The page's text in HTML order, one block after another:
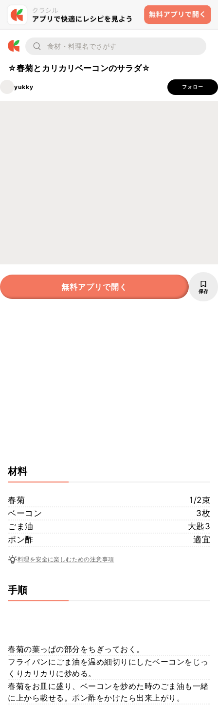
☆春菊とカリカリベーコンのサラダ☆
yukky フォロー
無料アプリで開く 保存
材料
春菊
1/2束
ベーコン
3枚
ごま油
大匙3
ポン酢
適宜
料理を安全に楽しむための注意事項
手順
春菊の葉っぱの部分をちぎっておく。
フライパンにごま油を温め細切りにしたベーコンをじっ
くりカリカリに炒める。
春菊をお皿に盛り、ベーコンを炒めた時のごま油も一緒
に上から載せる。ポン酢をかけたら出来上がり。